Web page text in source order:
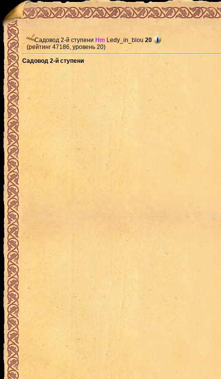
Садовод 2-й ступени Hm Ledy_in_blou 20
(рейтинг 47186, уровень 20)
Садовод 2-й ступени